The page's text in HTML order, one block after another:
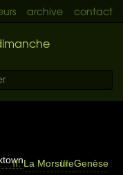
archive contact
La MorsureGenèse